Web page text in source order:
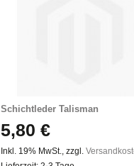
Schichtleder Talisman
5,80 €
Inkl. 19% MwSt., zzgl.